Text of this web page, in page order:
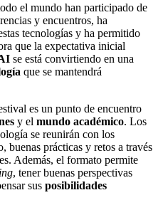
el mundo han participado de
y encuentros, ha
tecnologías y ha permitido
que la expectativa inicial
se está convirtiendo en una
que se mantendrá
es un punto de encuentro
y el mundo académico. Los
se reunirán con los
buenas prácticas y retos a través
Además, el formato permite
, tener buenas perspectivas
sus posibilidades